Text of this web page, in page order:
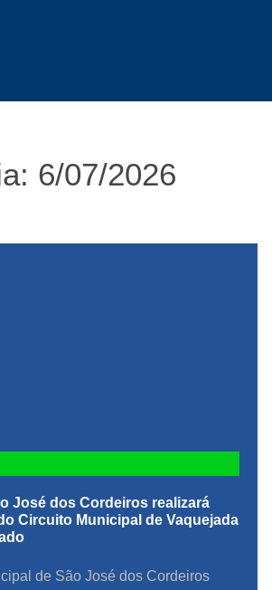
6/07/2026
José dos Cordeiros realizará
Circuito Municipal de Vaquejada
de São José dos Cordeiros